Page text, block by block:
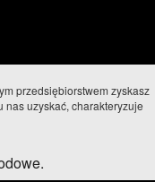
przedsiębiorstwem zyskasz
nas uzyskać, charakteryzuje